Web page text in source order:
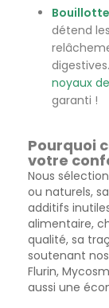
détend
noyaux
garanti !
Pourquoi
votre
Nous
ou naturels,
additifs
alimentaire,
qualité, sa
soutenant
Flurin,
aussi une